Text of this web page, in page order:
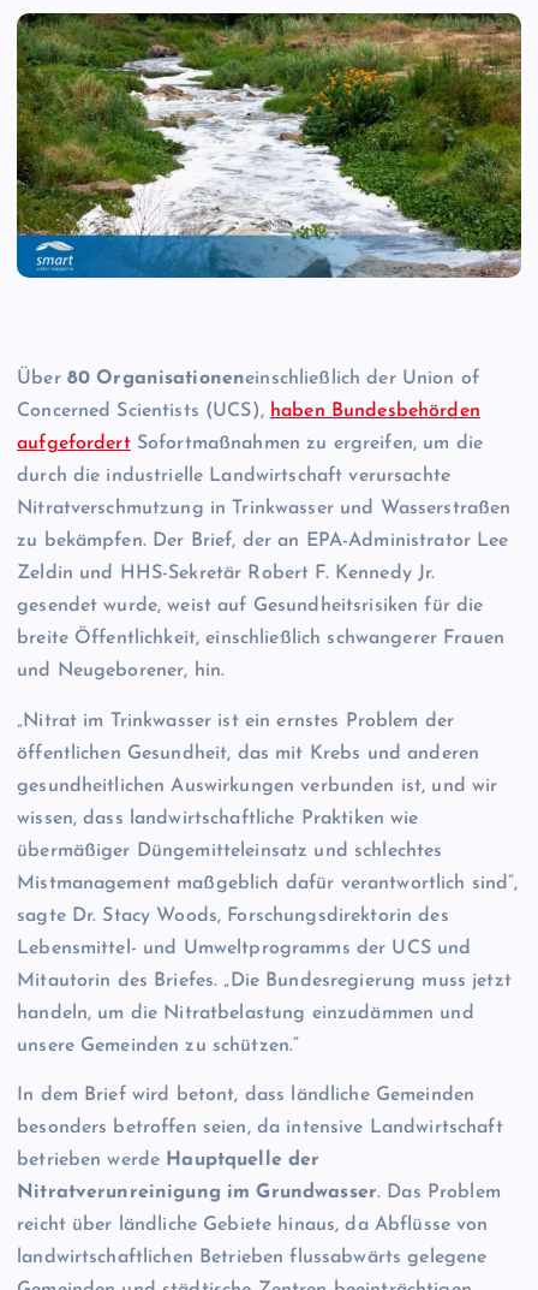
Über 80 Organisationeneinschließlich der Union of
Concerned Scientists (UCS), haben Bundesbehörden
aufgefordertSofortmaßnahmen zu ergreifen, um die
durch die industrielle Landwirtschaft verursachte
Nitratverschmutzung in Trinkwasser und Wasserstraßen
zu bekämpfen. Der Brief, der an EPA-Administrator Lee
Zeldin und HHS-Sekretär Robert F. Kennedy Jr.
gesendet wurde, weist auf Gesundheitsrisiken für die
breite Öffentlichkeit, einschließlich schwangerer Frauen
und Neugeborener, hin.
„Nitrat im Trinkwasser ist ein ernstes Problem der
öffentlichen Gesundheit, das mit Krebs und anderen
gesundheitlichen Auswirkungen verbunden ist, und wir
wissen, dass landwirtschaftliche Praktiken wie
übermäßiger Düngemitteleinsatz und schlechtes
Mistmanagement maßgeblich dafür verantwortlich sind“,
sagte Dr. Stacy Woods, Forschungsdirektorin des
Lebensmittel- und Umweltprogramms der UCS und
Mitautorin des Briefes. „Die Bundesregierung muss jetzt
handeln, um die Nitratbelastung einzudämmen und
unsere Gemeinden zu schützen.“
In dem Brief wird betont, dass ländliche Gemeinden
besonders betroffen seien, da intensive Landwirtschaft
betrieben werde Hauptquelle der
Nitratverunreinigung im Grundwasser. Das Problem
reicht über ländliche Gebiete hinaus, da Abflüsse von
landwirtschaftlichen Betrieben flussabwärts gelegene